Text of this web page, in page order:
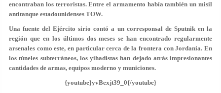
encontraban los terroristas. Entre el armamento había también un misil
antitanque estadounidenses TOW.
Una fuente del Ejército sirio contó a un corresponsal de Sputnik en la
región que en los últimos dos meses se han encontrado regularmente
arsenales como este, en particular cerca de la frontera con Jordania. En
los túneles subterráneos, los yihadistas han dejado atrás impresionantes
cantidades de armas, equipos moderno y municiones.
{youtube}yvBexjt39_0{/youtube}